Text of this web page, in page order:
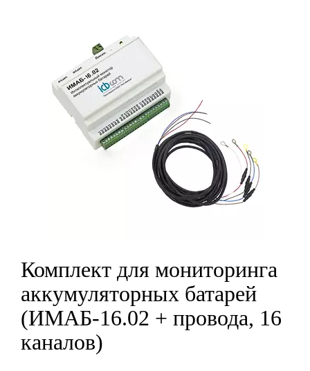
Комплект для мониторинга
аккумуляторных батарей
(ИМАБ-16.02 + провода, 16
каналов)